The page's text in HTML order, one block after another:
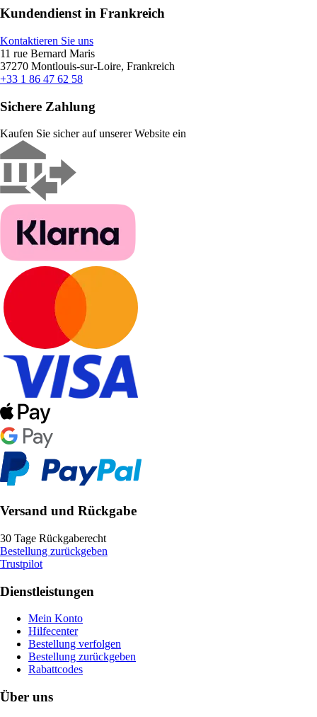
Kundendienst in Frankreich
Kontaktieren Sie uns
11 rue Bernard Maris
37270 Montlouis-sur-Loire, Frankreich
+33 1 86 47 62 58
Sichere Zahlung
Kaufen Sie sicher auf unserer Website ein
Versand und Rückgabe
30 Tage Rückgaberecht
Bestellung zurückgeben
Trustpilot
Dienstleistungen
Mein Konto
Hilfecenter
Bestellung verfolgen
Bestellung zurückgeben
Rabattcodes
Über uns